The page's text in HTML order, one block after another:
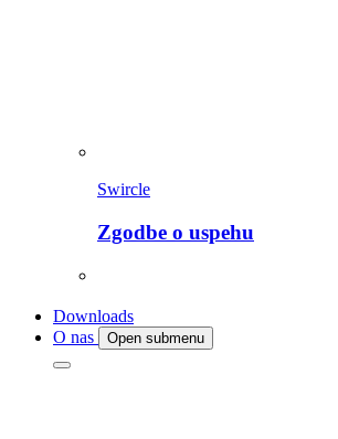
Swircle
Zgodbe o uspehu
Downloads
O nas
Open submenu